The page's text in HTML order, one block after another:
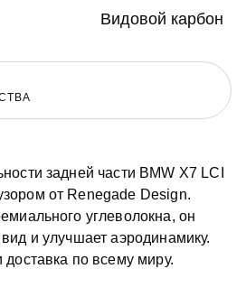
Видовой карбон
задней части BMW X7 LCI
от Renegade Design.
углеволокна, он
и улучшает аэродинамику.
по всему миру.